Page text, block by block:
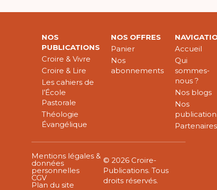
NOS
PUBLICATIONS
Croire & Vivre
Croire & Lire
Les cahiers de
l’École
Pastorale
Théologie
Évangélique
NOS OFFRES
Panier
Nos
abonnements
Accueil
Qui
sommes-
nous ?
Nos blogs
Nos
Partenaires
Mentions légales &
données
personnelles
CGV
Plan du site
© 2026 Croire-
Publications. Tous
droits réservés.